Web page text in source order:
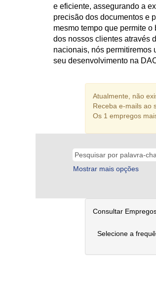
e eficiente, assegurando a
precisão dos documentos e
mesmo tempo que permite o
dos nossos clientes através
nacionais, nós permitiremos
seu desenvolvimento na
Atualmente, não
Receba e-mails ao
Os 1 empregos
Mostrar mais opções
Consultar
Selecione a